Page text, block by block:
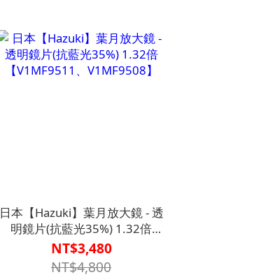
日本【Hazuki】葉月放大鏡 - 透
明鏡片(抗藍光35%) 1.32倍
【V1MF9511、V1MF9508】
NT$3,480
NT$4,800